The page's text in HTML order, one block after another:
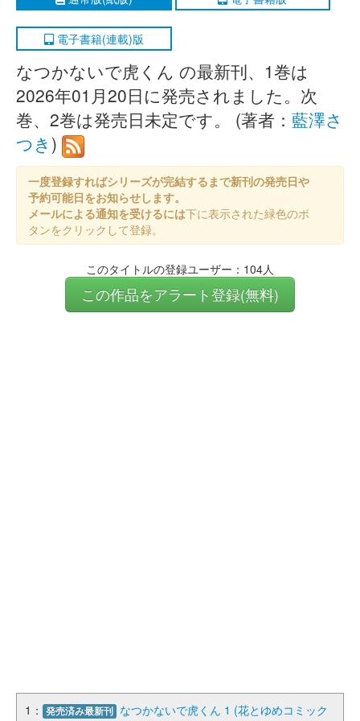
電子書籍(連載)版
なつかないで虎くん の最新刊、1巻は
2026年01月20日に発売されました。次
巻、2巻は発売日未定です。 (著者： 藍澤さ
つき )
一度登録すればシリーズが完結するまで新刊の発売日や
予約可能日をお知らせします。
メールによる通知を受けるには下に表示された緑色のボ
タンをクリックして登録。
このタイトルの登録ユーザー：104人
この作品をアラート登録(無料)
1： 発売済み最新刊 なつかないで虎くん 1 (花とゆめコミック